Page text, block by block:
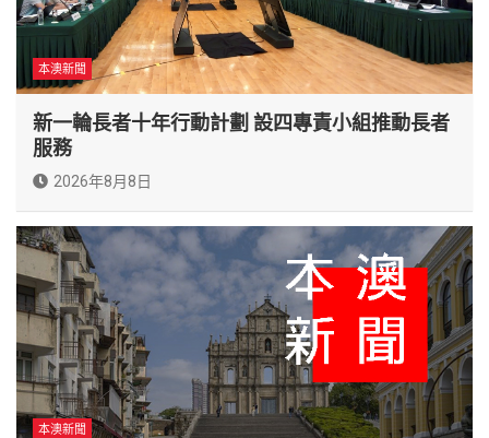
本澳新聞
新一輪長者十年行動計劃 設四專責小組推動長者
服務
2026年8月8日
本澳新聞